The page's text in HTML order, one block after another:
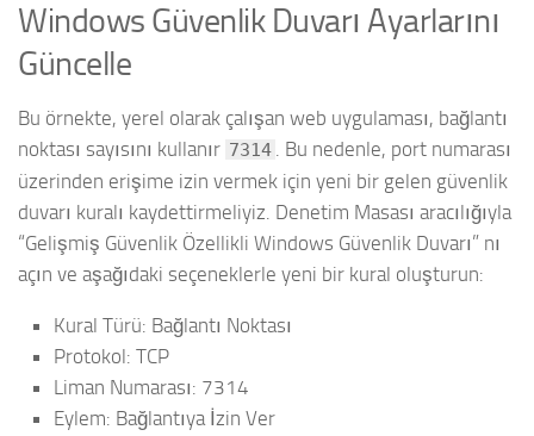
Windows Güvenlik Duvarı Ayarlarını
Güncelle
Bu örnekte, yerel olarak çalışan web uygulaması, bağlantı
noktası sayısını kullanır 7314 . Bu nedenle, port numarası
üzerinden erişime izin vermek için yeni bir gelen güvenlik
duvarı kuralı kaydettirmeliyiz. Denetim Masası aracılığıyla
“Gelişmiş Güvenlik Özellikli Windows Güvenlik Duvarı” nı
açın ve aşağıdaki seçeneklerle yeni bir kural oluşturun:
Kural Türü: Bağlantı Noktası
Protokol: TCP
Liman Numarası: 7314
Eylem: Bağlantıya İzin Ver